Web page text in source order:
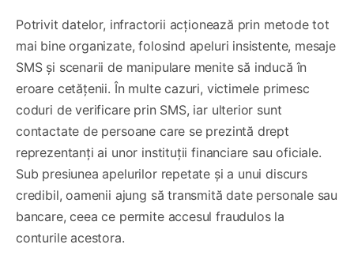
Potrivit datelor, infractorii acționează prin metode tot
mai bine organizate, folosind apeluri insistente, mesaje
SMS și scenarii de manipulare menite să inducă în
eroare cetățenii. În multe cazuri, victimele primesc
coduri de verificare prin SMS, iar ulterior sunt
contactate de persoane care se prezintă drept
reprezentanți ai unor instituții financiare sau oficiale.
Sub presiunea apelurilor repetate și a unui discurs
credibil, oamenii ajung să transmită date personale sau
bancare, ceea ce permite accesul fraudulos la
conturile acestora.